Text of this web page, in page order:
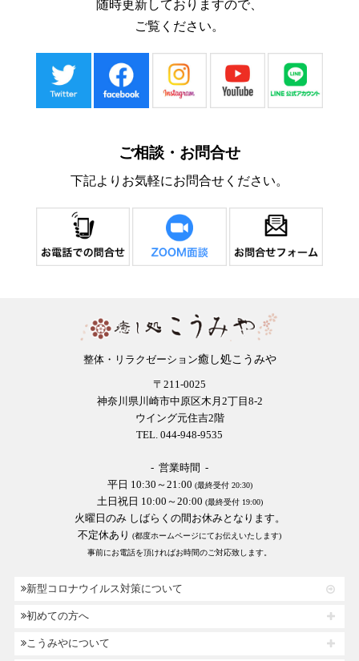
随時更新しておりますので、
ご覧ください。
ご相談・お問合せ
下記よりお気軽にお問合せください。
整体・リラクゼーション癒し処こうみや
〒211-0025
神奈川県川崎市中原区木月2丁目8-2
ウイング元住吉2階
TEL. 044-948-9535
- 営業時間 -
平日 10:30～21:00 (最終受付 20:30)
土日祝日 10:00～20:00 (最終受付 19:00)
火曜日のみ しばらくの間お休みとなります。
不定休あり (都度ホームページにてお伝えいたします)
事前にお電話を頂ければお時間のご対応致します。
新型コロナウイルス対策について
初めての方へ
こうみやについて